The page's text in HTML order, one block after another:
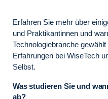
Erfahren Sie mehr über
und Praktikantinnen und
Technologiebranche
Erfahrungen bei WiseTech
Selbst.
Was studieren Sie und
ab?